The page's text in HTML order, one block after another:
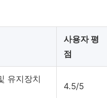
사용자 평
점
유지장치
4.5/5